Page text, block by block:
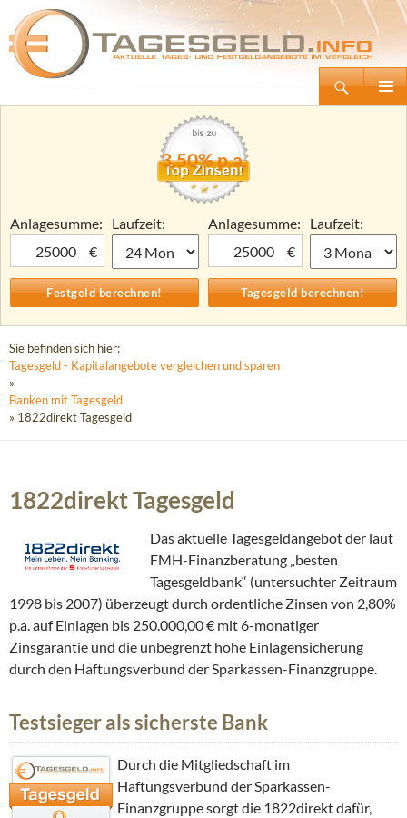
Tagesgeld.info – Tagesgeldkonten vergleichen und Tagesgeld-Zinsen berechnen
Zum
3,50% p.a.
Anlagesumme:
€
Laufzeit:
Anlagesumme:
€
Laufzeit:
Sie befinden sich hier:
Tagesgeld - Kapitalangebote vergleichen und sparen
»
Banken mit Tagesgeld
» 1822direkt Tagesgeld
1822direkt Tagesgeld
Das aktuelle Tagesgeldangebot der laut
FMH-Finanzberatung „besten
Tagesgeldbank“ (untersuchter Zeitraum
1998 bis 2007) überzeugt durch ordentliche Zinsen von 2,80%
p.a. auf Einlagen bis 250.000,00 € mit 6-monatiger
Zinsgarantie und die unbegrenzt hohe Einlagensicherung
durch den Haftungsverbund der Sparkassen-Finanzgruppe.
Testsieger als sicherste Bank
Durch die Mitgliedschaft im
Haftungsverbund der Sparkassen-
Finanzgruppe sorgt die 1822direkt dafür,